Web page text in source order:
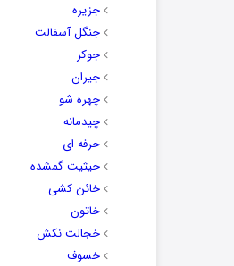
جزیره
جنگل آسفالت
جوکر
جیران
چهره شو
چیدمانه
حرفه ای
حیثیت گمشده
خائن کشی
خاتون
خجالت نکش
خسوف